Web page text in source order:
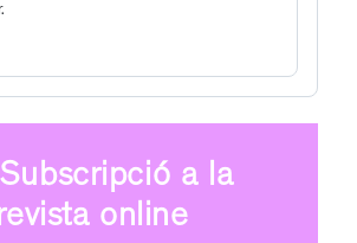
Subscripció a la
online